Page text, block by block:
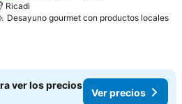
Ricadi
Desayuno gourmet con productos locales
ver los precios
Ver precios